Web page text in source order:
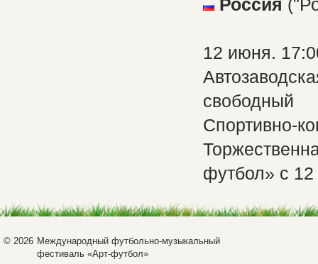
Россия
12 июня.
свободный
Спортивно-
футбол» с
© 2026 Международный футбольно-музыкальный
фестиваль «Арт-футбол»